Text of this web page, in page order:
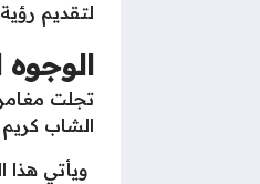
لتقديم
تجلت
الشاب كريم
ويأتي هذا